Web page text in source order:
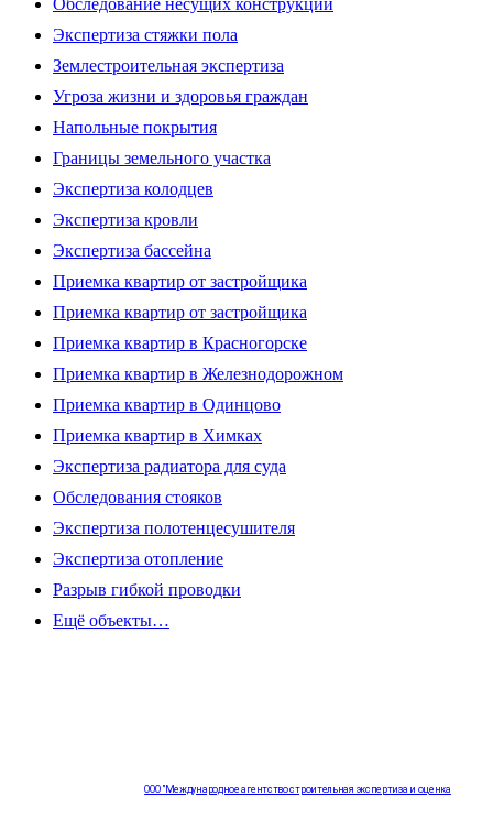
Экспертиза стяжки пола
Землестроительная экспертиза
Угроза жизни и здоровья граждан
Напольные покрытия
Границы земельного участка
Экспертиза колодцев
Экспертиза кровли
Экспертиза бассейна
Приемка квартир от застройщика
Приемка квартир от застройщика
Приемка квартир в Красногорске
Приемка квартир в Железнодорожном
Приемка квартир в Одинцово
Приемка квартир в Химках
Экспертиза радиатора для суда
Обследования стояков
Экспертиза полотенцесушителя
Экспертиза отопление
Разрыв гибкой проводки
Ещё объекты…
ООО "Международное агентство строительная экспертиза и оценка